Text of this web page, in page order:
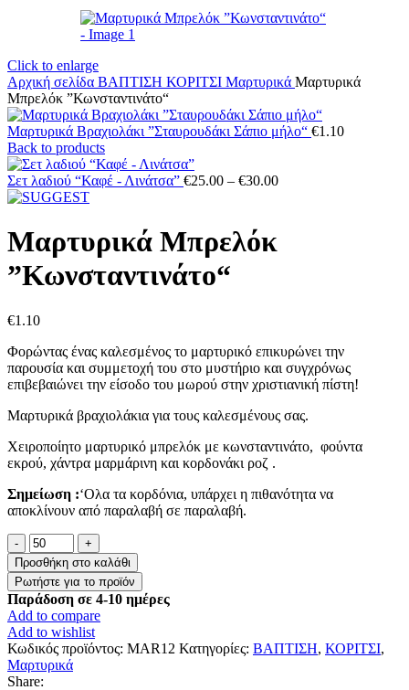
Click to enlarge
Αρχική σελίδα ΒΑΠΤΙΣΗ ΚΟΡΙΤΣΙ Μαρτυρικά Μαρτυρικά
Μπρελόκ ”Κωνσταντινάτο“
Μαρτυρικά Βραχιολάκι ”Σταυρουδάκι Σάπιο μήλο“ €1.10
Back to products
Σετ λαδιού “Καφέ - Λινάτσα” €25.00 – €30.00Price
Μαρτυρικά Μπρελόκ
”Κωνσταντινάτο“
€1.10
Φορώντας ένας καλεσμένος το μαρτυρικό επικυρώνει την
παρουσία και συμμετοχή του στο μυστήριο και συγχρόνως
επιβεβαιώνει την είσοδο του μωρού στην χριστιανική πίστη!
Μαρτυρικά βραχιολάκια για τους καλεσμένους σας.
Χειροποίητο μαρτυρικό μπρελόκ με κωνσταντινάτο, φούντα
εκρού, χάντρα μαρμάρινη και κορδονάκι ροζ .
Σημείωση :‘Ολα τα κορδόνια, υπάρχει η πιθανότητα να
αποκλίνουν από παραλαβή σε παραλαβή.
Μαρτυρικά
Μπρελόκ
”Κωνσταντινάτο“
ποσότητα
Προσθήκη στο καλάθι
Παράδοση σε 4-10 ημέρες
Add to compare
Add to wishlist
Κωδικός προϊόντος: MAR12 Κατηγορίες: ΒΑΠΤΙΣΗ, ΚΟΡΙΤΣΙ,
Μαρτυρικά
Share: